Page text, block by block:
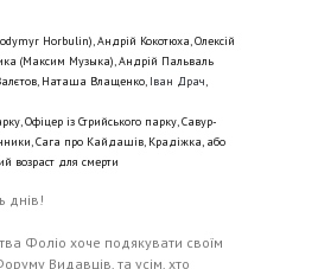
Horbulin),Андрій Кокотюха,Олексій
(Максим Музыка),Андрій Пальваль
, Наташа Влащенко, Іван Драч,
,Офіцер із Стрийського парку,Савур-
,Сага про Кайдашів, Крадіжка, або
возраст для смерти
днів!
Фоліо хоче подякувати своїм
Видавців, та усім, хто